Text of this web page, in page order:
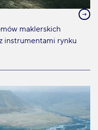
maklerskich
instrumentami rynku